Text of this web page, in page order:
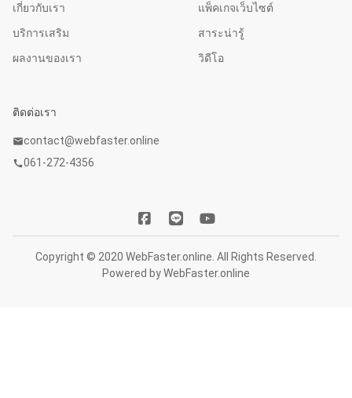
เกี่ยวกับเรา
แพ็คเกจเว็บไซต์
บริการเสริม
สาระน่ารู้
ผลงานของเรา
วิดีโอ
ติดต่อเรา
mailcontact@webfaster.online
call061-272-4356
Copyright © 2020 WebFaster.online. All Rights Reserved.
Powered byWebFaster.online